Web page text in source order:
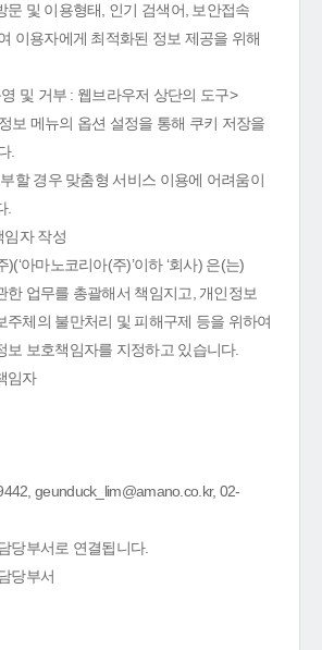
문 및 이용형태, 인기 검색어, 보안접속
이용자에게 최적화된 정보 제공을 위해
및 거부 : 웹브라우저 상단의 도구>
보 메뉴의 옵션 설정을 통해 쿠키 저장을
.
할 경우 맞춤형 서비스 이용에 어려움이
.
임자 작성
아마노코리아(주)’이하 ‘회사) 은(는)
한 업무를 총괄해서 책임지고, 개인정보
주체의 불만처리 및 피해구제 등을 위하여
보 보호책임자를 지정하고 있습니다.
임자
geunduck_lim@amano.co.kr, 02-
당부서로 연결됩니다.
당부서